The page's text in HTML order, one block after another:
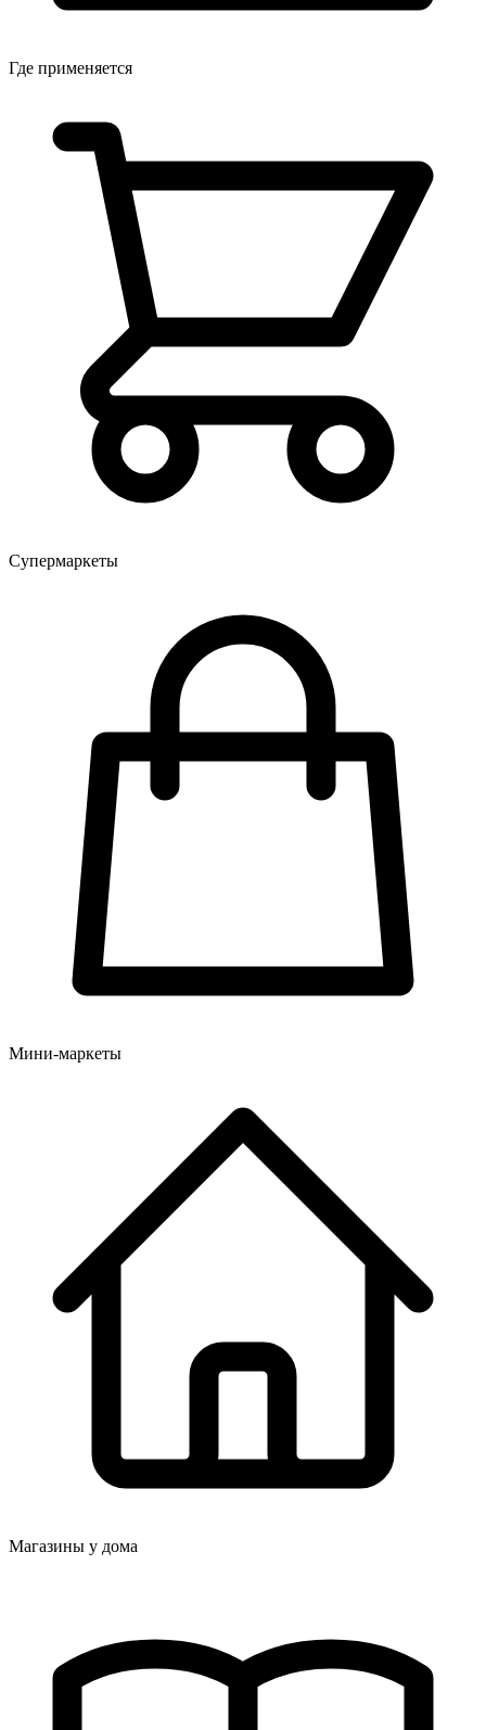
Где применяется
Супермаркеты
Мини-маркеты
Магазины у дома